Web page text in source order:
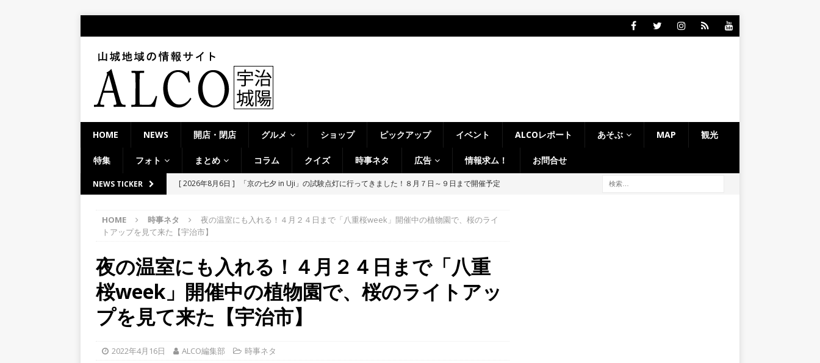
HOME NEWS 開店・閉店 グルメ ショップ ピックアップ イベント ALCOレポート あそぶ MAP 観光
特集 フォト まとめ コラム クイズ 時事ネタ 広告 情報求ム！ お問合せ
NEWS TICKER [ 2026年8月6日 ]
8月8日～14日イベントまとめ！夏祭り、ライトアップ、グルメなどワイワイ盛
／２０２６】
時事ネタ
[ 2026年8月4日 ] 石清水八幡宮の門前「やわた走井餅老舗」で、ひんやり美味しいかき氷「走井
餅しぐれ」に舌鼓！【京都府八幡市】
[ 2026年8月6日 ]
８月３日、クマと思われる動物が確認されました。国道307号奥山田茶屋トンネ
ルから甲賀市に向かって約400mの農地【京都府宇治田原町】
HOME 時事ネタ
夜の温室にも入れる！４月２４日まで「八重桜week」開催中の植物園で、桜のライ
トアップを見て来た【宇治市】
夜の温室にも入れる！４月２４日まで「八重
桜week」開催中の植物園で、桜のライトアッ
プを見て来た【宇治市】
2022年4月16日 ALCO編集部 時事ネタ